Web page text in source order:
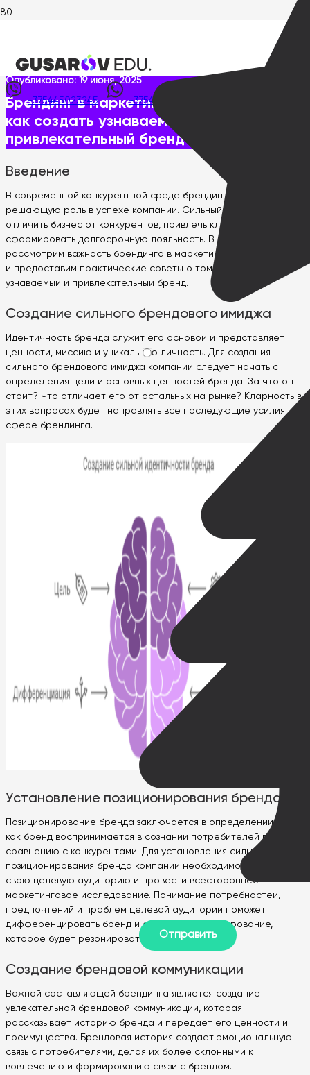
+375445023245 +375445023245
Брендинг в маркетинговой стратегии: как
создать узнаваемый и привлекательный бренд
Опубликовано: 19 июня, 2025
Брендинг в маркетинговой стратегии:
как создать узнаваемый и
привлекательный бренд
Введение
В современной конкурентной среде брендинг играет
решающую роль в успехе компании. Сильный бренд способен
отличить бизнес от конкурентов, привлечь клиентов и
сформировать долгосрочную лояльность. В данной статье мы
рассмотрим важность брендинга в маркетинговой стратегии
и предоставим практические советы о том, как создать
узнаваемый и привлекательный бренд.
Создание сильного брендового имиджа
Идентичность бренда служит его основой и представляет
ценности, миссию и уникальную личность. Для создания
сильного брендового имиджа компании следует начать с
определения цели и основных ценностей бренда. За что он
стоит? Что отличает его от остальных на рынке? Кларность в
этих вопросах будет направлять все последующие усилия в
сфере брендинга.
Установление позиционирования бренда
Позиционирование бренда заключается в определении того,
как бренд воспринимается в сознании потребителей по
сравнению с конкурентами. Для установления сильного
позиционирования бренда компании необходимо определить
свою целевую аудиторию и провести всестороннее
маркетинговое исследование. Понимание потребностей,
предпочтений и проблем целевой аудитории поможет
дифференцировать бренд и создать позиционирование,
которое будет резонировать с целевым рынком.
Создание брендовой коммуникации
Важной составляющей брендинга является создание
увлекательной брендовой коммуникации, которая
рассказывает историю бренда и передает его ценности и
преимущества. Брендовая история создает эмоциональную
связь с потребителями, делая их более склонными к
вовлечению и формированию связи с брендом.